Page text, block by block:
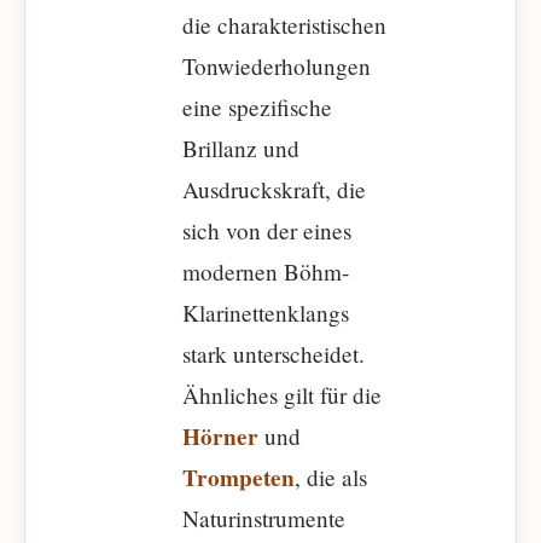
die charakteristischen
Tonwiederholungen
eine spezifische
Brillanz und
Ausdruckskraft, die
sich von der eines
modernen Böhm-
Klarinettenklangs
stark unterscheidet.
Ähnliches gilt für die
Hörner und
Trompeten, die als
Naturinstrumente